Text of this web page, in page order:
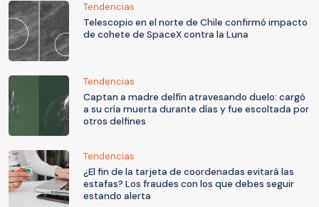
Tendencias
Telescopio en el norte de Chile confirmó impacto
de cohete de SpaceX contra la Luna
Tendencias
Captan a madre delfín atravesando duelo: cargó
a su cría muerta durante días y fue escoltada por
otros delfines
Tendencias
¿El fin de la tarjeta de coordenadas evitará las
estafas? Los fraudes con los que debes seguir
estando alerta